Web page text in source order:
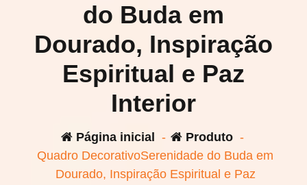
do Buda em
Dourado, Inspiração
Espiritual e Paz
Interior
Página inicial - Produto -
Quadro DecorativoSerenidade do Buda em
Dourado, Inspiração Espiritual e Paz